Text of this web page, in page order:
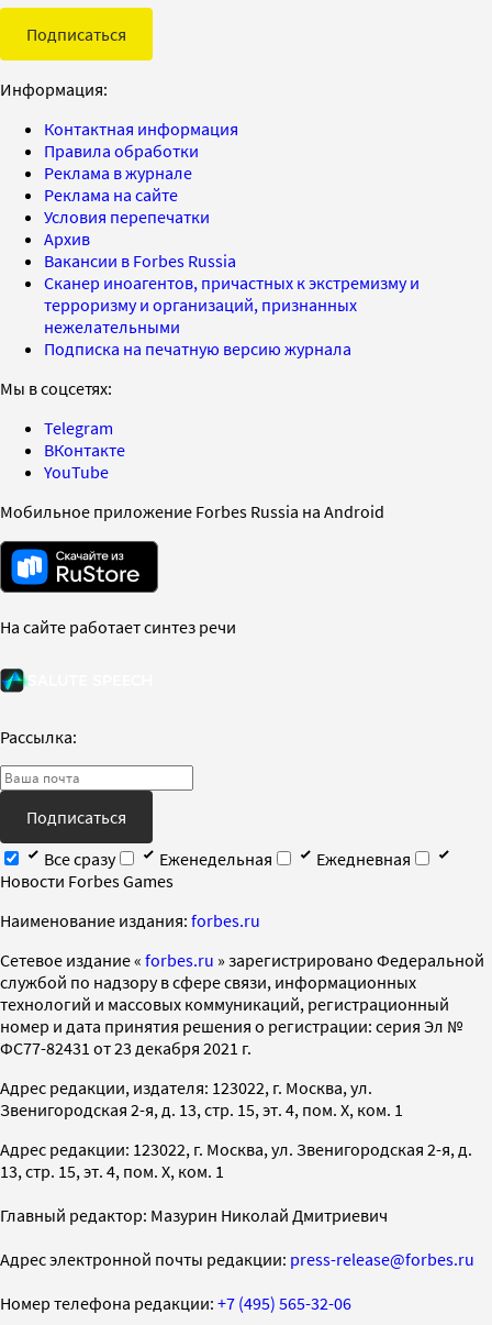
Подписаться
Информация:
Контактная информация
Правила обработки
Реклама в журнале
Реклама на сайте
Условия перепечатки
Архив
Вакансии в Forbes Russia
Сканер иноагентов, причастных к экстремизму и
терроризму и организаций, признанных
нежелательными
Подписка на печатную версию журнала
Мы в соцсетях:
Telegram
ВКонтакте
YouTube
Мобильное приложение Forbes Russia на Android
На сайте работает синтез речи
Рассылка:
Подписаться
Все сразу
Еженедельная
Ежедневная
Новости Forbes Games
Наименование издания: forbes.ru
Cетевое издание « forbes.ru » зарегистрировано Федеральной
службой по надзору в сфере связи, информационных
технологий и массовых коммуникаций, регистрационный
номер и дата принятия решения о регистрации: серия Эл №
ФС77-82431 от 23 декабря 2021 г.
Адрес редакции, издателя: 123022, г. Москва, ул.
Звенигородская 2-я, д. 13, стр. 15, эт. 4, пом. X, ком. 1
Адрес редакции: 123022, г. Москва, ул. Звенигородская 2-я, д.
13, стр. 15, эт. 4, пом. X, ком. 1
Главный редактор: Мазурин Николай Дмитриевич
Адрес электронной почты редакции: press-release@forbes.ru
Номер телефона редакции: +7 (495) 565-32-06